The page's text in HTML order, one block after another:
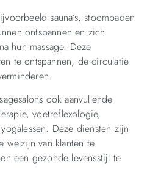
sauna’s, stoombaden
ontspannen en zich
hun massage. Deze
te ontspannen, de circulatie
ook aanvullende
voetreflexologie,
Deze diensten zijn
welzijn van klanten te
een gezonde levensstijl te